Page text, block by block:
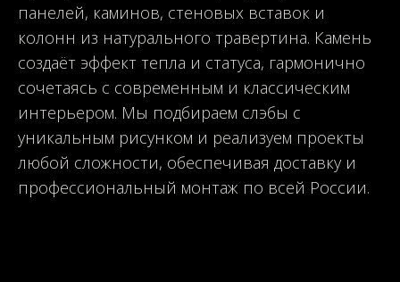
панелей, каминов, стеновых вставок и
колонн из натурального травертина. Камень
создаёт эффект тепла и статуса, гармонично
сочетаясь с современным и классическим
интерьером. Мы подбираем слэбы с
уникальным рисунком и реализуем проекты
любой сложности, обеспечивая доставку и
профессиональный монтаж по всей России.